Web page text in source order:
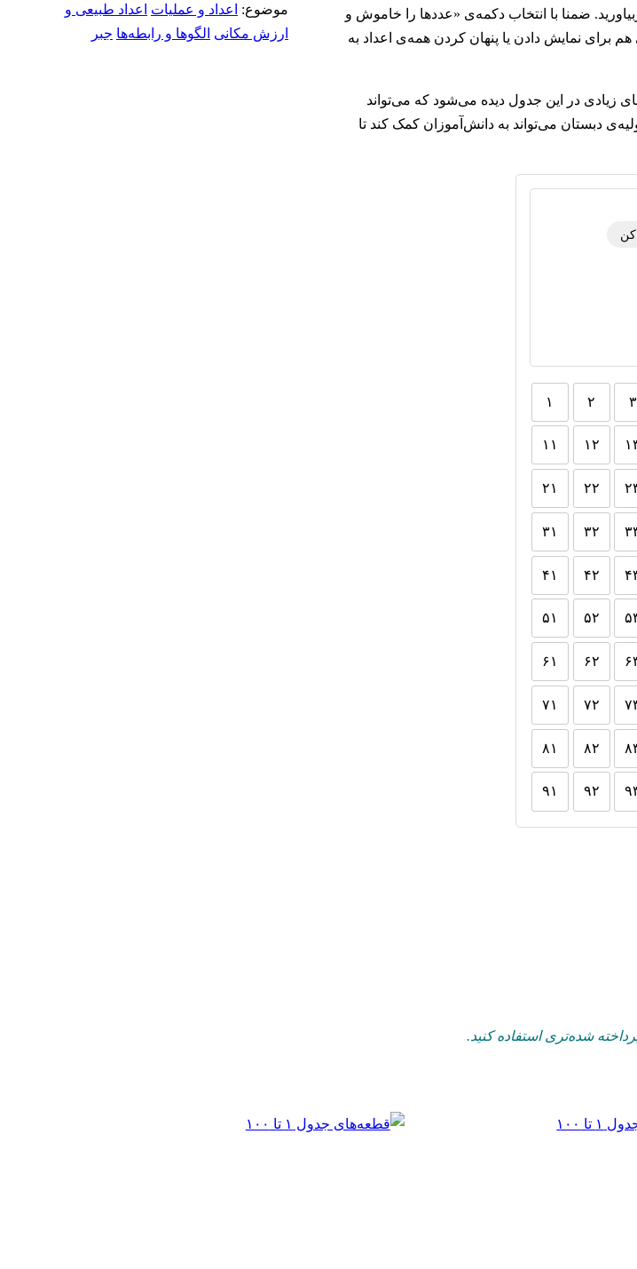
دربیاورید. ضمنا با انتخاب دکمه‌ی «عددها را خاموش و
برای نمایش دادن یا پنهان کردن همه‌ی اعداد به
۱ تا ۱۰۰ بازنمایی شده است، الگوهای زیادی در این جدول دیده می‌شود که می‌تواند
دبستان می‌تواند به دانش‌آموز‌ان کمک کند تا
۱ ۲ ۳
۱۱ ۱۲
۲۱ ۲۲
۳۱ ۳۲
۴۱ ۴۲
۵۱ ۵۲
۶۱ ۶۲
۷۱ ۷۲
۸۱ ۸۲
۹۱ ۹۲
موضوع:
اعداد و عملیات
اعداد طبیعی و
ارزش مکانی الگوها و رابطه‌ها جبر
شده‌تری استفاده کنید.